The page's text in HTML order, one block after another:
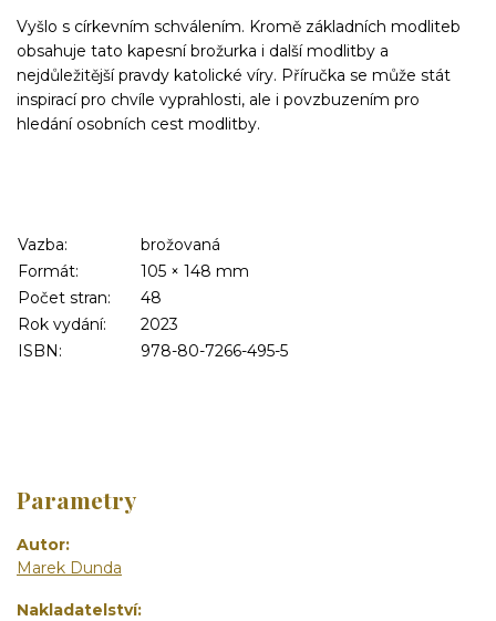
Vyšlo s církevním schválením. Kromě základních modliteb
obsahuje tato kapesní brožurka i další modlitby a
nejdůležitější pravdy katolické víry. Příručka se může stát
inspirací pro chvíle vyprahlosti, ale i povzbuzením pro
hledání osobních cest modlitby.
Vazba:
brožovaná
Formát:
105 × 148 mm
Počet stran:
48
Rok vydání:
2023
ISBN:
978-80-7266-495-5
Parametry
Autor
Marek Dunda
Nakladatelství